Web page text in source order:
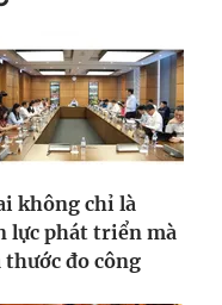
không có sự chấp
khi phát hành lại
không chỉ là
lực phát triển mà
thước đo công